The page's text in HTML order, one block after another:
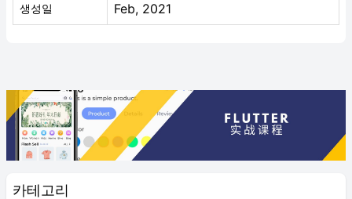
카테고리
생성일 Feb, 2021